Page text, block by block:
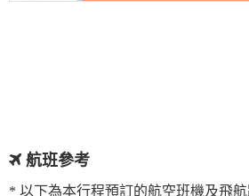
航班參考
* 以下為本行程預訂的航空班機及飛